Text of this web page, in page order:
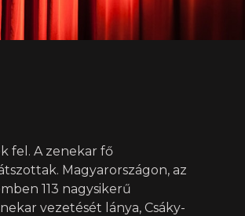
fel. A zenekar fő
Magyarországon, az
113 nagysikerű
vezetését lánya, Csáky-